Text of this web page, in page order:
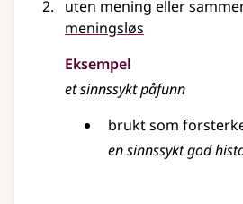
uten mening eller
meningsløs
Eksempel
et sinnssykt påfunn
brukt som
en sinnssykt god